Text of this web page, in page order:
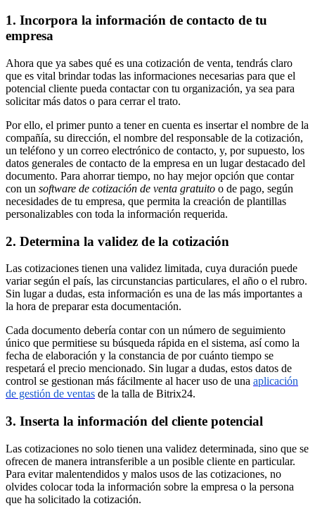
1. Incorpora la información de contacto de tu
empresa
Ahora que ya sabes qué es una cotización de venta, tendrás claro
que es vital brindar todas las informaciones necesarias para que el
potencial cliente pueda contactar con tu organización, ya sea para
solicitar más datos o para cerrar el trato.
Por ello, el primer punto a tener en cuenta es insertar el nombre de la
compañía, su dirección, el nombre del responsable de la cotización,
un teléfono y un correo electrónico de contacto, y, por supuesto, los
datos generales de contacto de la empresa en un lugar destacado del
documento. Para ahorrar tiempo, no hay mejor opción que contar
con un software de cotización de venta gratuito o de pago, según
necesidades de tu empresa, que permita la creación de plantillas
personalizables con toda la información requerida.
2. Determina la validez de la cotización
Las cotizaciones tienen una validez limitada, cuya duración puede
variar según el país, las circunstancias particulares, el año o el rubro.
Sin lugar a dudas, esta información es una de las más importantes a
la hora de preparar esta documentación.
Cada documento debería contar con un número de seguimiento
único que permitiese su búsqueda rápida en el sistema, así como la
fecha de elaboración y la constancia de por cuánto tiempo se
respetará el precio mencionado. Sin lugar a dudas, estos datos de
control se gestionan más fácilmente al hacer uso de una aplicación
de gestión de ventas de la talla de Bitrix24.
3. Inserta la información del cliente potencial
Las cotizaciones no solo tienen una validez determinada, sino que se
ofrecen de manera intransferible a un posible cliente en particular.
Para evitar malentendidos y malos usos de las cotizaciones, no
olvides colocar toda la información sobre la empresa o la persona
que ha solicitado la cotización.